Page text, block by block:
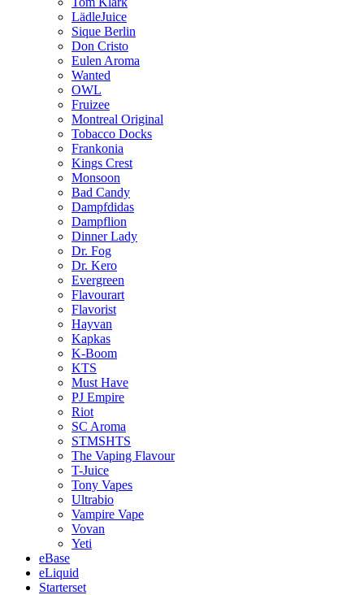
LädleJuice
Sique Berlin
Don Cristo
Eulen Aroma
Wanted
OWL
Fruizee
Montreal Original
Tobacco Docks
Frankonia
Kings Crest
Monsoon
Bad Candy
Dampfdidas
Dampflion
Dinner Lady
Dr. Fog
Dr. Kero
Evergreen
Flavourart
Flavorist
Hayvan
Kapkas
K-Boom
KTS
Must Have
PJ Empire
Riot
SC Aroma
STMSHTS
The Vaping Flavour
T-Juice
Tony Vapes
Ultrabio
Vampire Vape
Vovan
Yeti
eBase
eLiquid
Starterset